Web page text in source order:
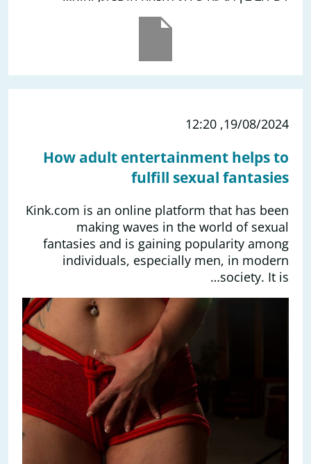
19/08/2024, 12:20
How adult entertainment helps to
fulfill sexual fantasies
Kink.com is an online platform that has been
making waves in the world of sexual
fantasies and is gaining popularity among
individuals, especially men, in modern
society. It is…